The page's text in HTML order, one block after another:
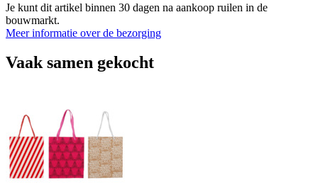
Je kunt dit artikel binnen 30 dagen na aankoop ruilen in de
bouwmarkt.
Meer informatie over de bezorging
Vaak samen gekocht